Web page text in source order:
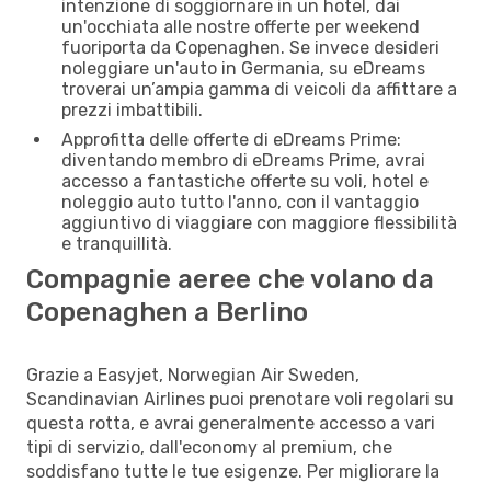
intenzione di soggiornare in un hotel, dai
un'occhiata alle nostre offerte per weekend
fuoriporta da Copenaghen. Se invece desideri
noleggiare un'auto in Germania, su eDreams
troverai un’ampia gamma di veicoli da affittare a
prezzi imbattibili.
Approfitta delle offerte di eDreams Prime:
diventando membro di eDreams Prime, avrai
accesso a fantastiche offerte su voli, hotel e
noleggio auto tutto l'anno, con il vantaggio
aggiuntivo di viaggiare con maggiore flessibilità
e tranquillità.
Compagnie aeree che volano da
Copenaghen a Berlino
Grazie a Easyjet, Norwegian Air Sweden,
Scandinavian Airlines puoi prenotare voli regolari su
questa rotta, e avrai generalmente accesso a vari
tipi di servizio, dall'economy al premium, che
soddisfano tutte le tue esigenze. Per migliorare la